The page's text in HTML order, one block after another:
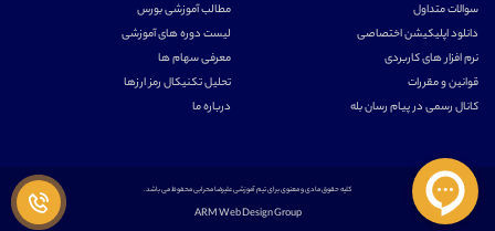
سوالات متداول
دانلود اپلیکیشن اختصاصی
نرم افزار های کاربردی
قوانین و مقررات
کانال رسمی در پیام رسان بله
مطالب آموزشی بورس
لیست دوره های آموزشی
معرفی سهام ها
تحلیل تکنیکال رمز ارزها
درباره ما
کلیه حقوق مادی و معنوی برای تیم آموزشی علیرضا محرابی محفوظ می باشد.
ARM Web Design Group